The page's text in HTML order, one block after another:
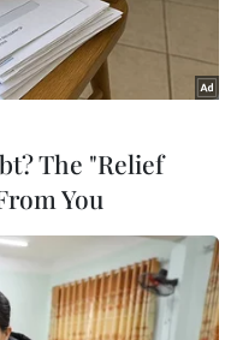
The "Relief
You